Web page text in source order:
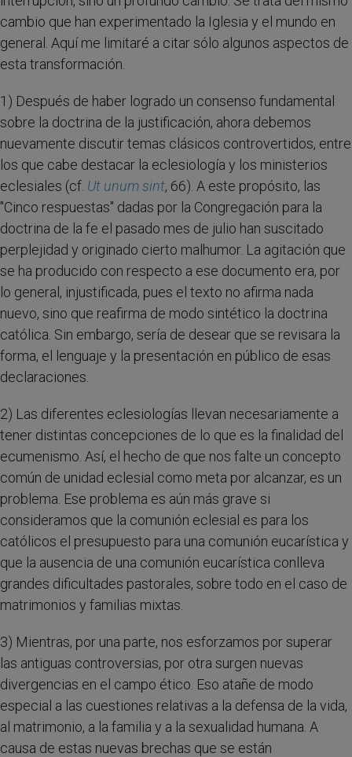
cambio que han experimentado la Iglesia y el mundo en
general. Aquí me limitaré a citar sólo algunos aspectos de
esta transformación.
1) Después de haber logrado un consenso fundamental
sobre la doctrina de la justificación, ahora debemos
nuevamente discutir temas clásicos controvertidos, entre
los que cabe destacar la eclesiología y los ministerios
eclesiales (cf. Ut unum sint, 66). A este propósito, las
"Cinco respuestas" dadas por la Congregación para la
doctrina de la fe el pasado mes de julio han suscitado
perplejidad y originado cierto malhumor. La agitación que
se ha producido con respecto a ese documento era, por
lo general, injustificada, pues el texto no afirma nada
nuevo, sino que reafirma de modo sintético la doctrina
católica. Sin embargo, sería de desear que se revisara la
forma, el lenguaje y la presentación en público de esas
declaraciones.
2) Las diferentes eclesiologías llevan necesariamente a
tener distintas concepciones de lo que es la finalidad del
ecumenismo. Así, el hecho de que nos falte un concepto
común de unidad eclesial como meta por alcanzar, es un
problema. Ese problema es aún más grave si
consideramos que la comunión eclesial es para los
católicos el presupuesto para una comunión eucarística y
que la ausencia de una comunión eucarística conlleva
grandes dificultades pastorales, sobre todo en el caso de
matrimonios y familias mixtas.
3) Mientras, por una parte, nos esforzamos por superar
las antiguas controversias, por otra surgen nuevas
divergencias en el campo ético. Eso atañe de modo
especial a las cuestiones relativas a la defensa de la vida,
al matrimonio, a la familia y a la sexualidad humana. A
causa de estas nuevas brechas que se están